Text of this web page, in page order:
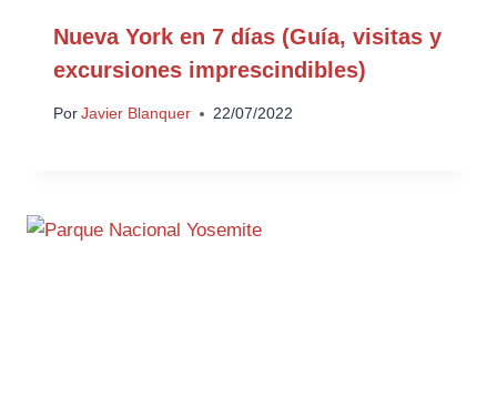
Nueva York en 7 días (Guía, visitas y
excursiones imprescindibles)
Por Javier Blanquer 22/07/2022